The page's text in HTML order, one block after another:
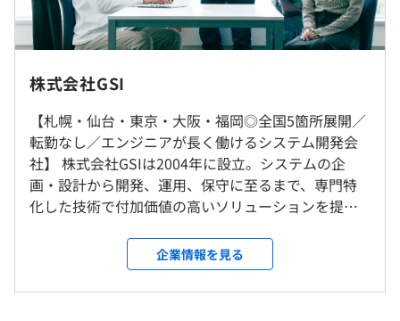
には上流工程へのチャレンジなど、その時々の「成長した
い！」という思いにもしっかり応えます。
・商社：ポイント管理システム開発
・学校法人：教務管理システム開発
・金融業：クレジット申込管理システム開発
・製造業：経理システム刷新
など案件多数
・資格の受験費用支給（合格時）
就業場所の変更範囲
＜雇入時＞
札幌本社および指定したプロジェクト先（札幌市内）
＜変更範囲＞
会社の指定する場所（テレワークを行う場所を含む）
受動喫煙防止措置に関する事項
9:30 ～ 18:30（休憩時間：1時間）
休憩時間：12:00〜13:00（60分）
平均残業時間：平均12.7時間／月
【年間休日120日以上】
慶弔休暇
株式会社GSI
【札幌・仙台・東京・大阪・福岡◎全国5箇所展開／
転勤なし／エンジニアが長く働けるシステム開発会
社】 株式会社GSIは2004年に設立。システムの企
画・設計から開発、運用、保守に至るまで、専門特
化した技術で付加価値の高いソリューションを提供
国5箇所に拠点を構え、売上高も右肩上がりに成長し
プロジェクトからパッケージ製品の開発や一部機能
企業情報を見る